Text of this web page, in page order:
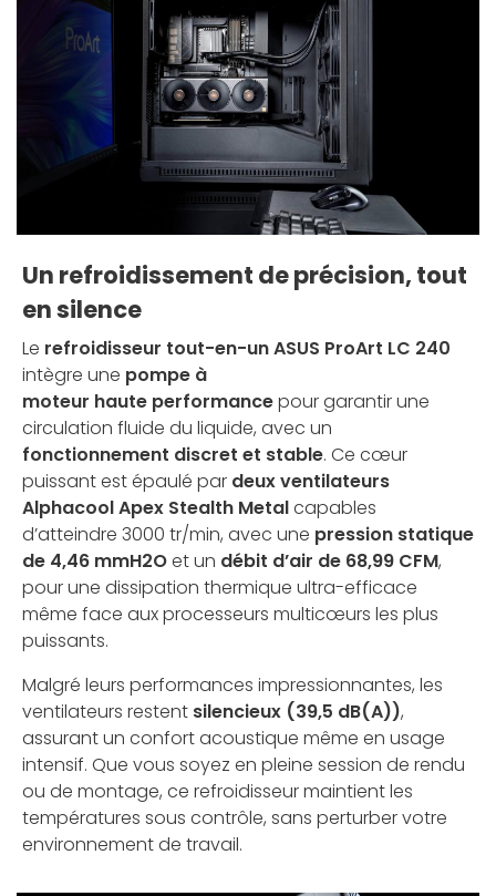
Un refroidissement de précision, tout
en silence
Le refroidisseur tout-en-un ASUS ProArt LC 240
intègre une pompe à
moteur haute performancepour garantir une
circulation fluide du liquide, avec un
fonctionnement discret et stable. Ce cœur
puissant est épaulé par deux ventilateurs
Alphacool Apex Stealth Metalcapables
d’atteindre 3000 tr/min, avec une pression statique
de 4,46 mmH2Oet un débit d’air de 68,99 CFM,
pour une dissipation thermique ultra-efficace
même face aux processeurs multicœurs les plus
puissants.
Malgré leurs performances impressionnantes, les
ventilateurs restent silencieux (39,5 dB(A)),
assurant un confort acoustique même en usage
intensif. Que vous soyez en pleine session de rendu
ou de montage, ce refroidisseur maintient les
températures sous contrôle, sans perturber votre
environnement de travail.